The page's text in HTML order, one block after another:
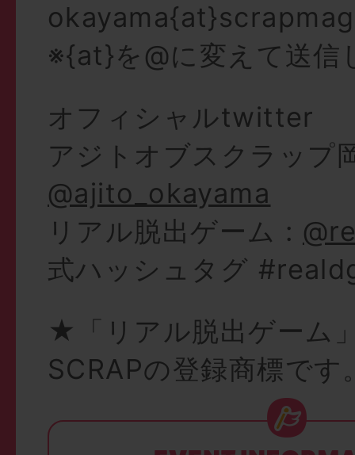
※{at}を@に変えて送信
オフィシャルtwitter
アジトオブスクラップ
@ajito_okayama
リアル脱出ゲーム :
式ハッシュタグ
★「リアル脱出ゲーム
SCRAPの登録商標です